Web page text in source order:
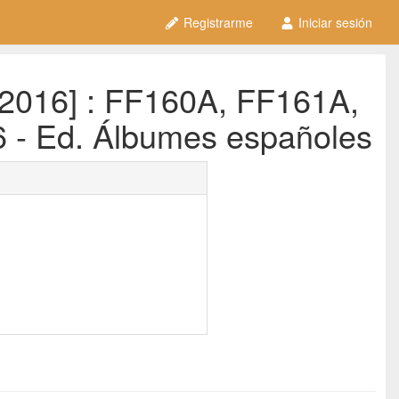
Registrarme Iniciar sesión
: FF160A, FF161A,
- Ed. Álbumes españoles